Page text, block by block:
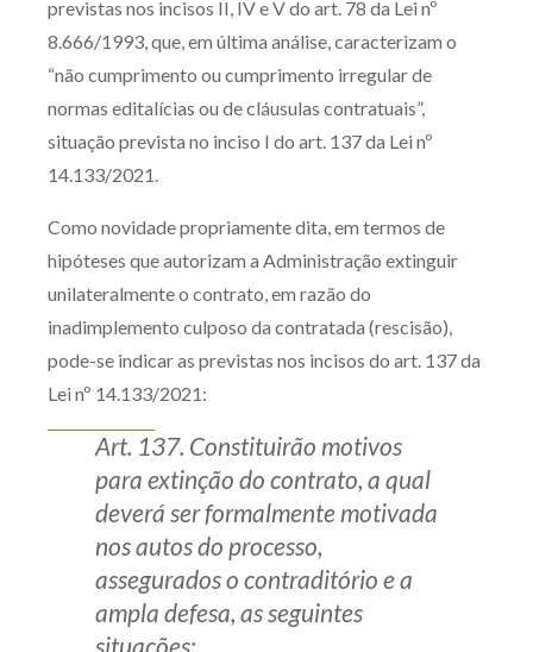
previstas nos incisos II, IV e V do art. 78 da Lei nº
8.666/1993, que, em última análise, caracterizam o
“não cumprimento ou cumprimento irregular de
normas editalícias ou de cláusulas contratuais”,
situação prevista no inciso I do art. 137 da Lei nº
14.133/2021.
Como novidade propriamente dita, em termos de
hipóteses que autorizam a Administração extinguir
unilateralmente o contrato, em razão do
inadimplemento culposo da contratada (rescisão),
pode-se indicar as previstas nos incisos do art. 137 da
Lei nº 14.133/2021:
Art. 137. Constituirão motivos
para extinção do contrato, a qual
deverá ser formalmente motivada
nos autos do processo,
assegurados o contraditório e a
ampla defesa, as seguintes
situações: